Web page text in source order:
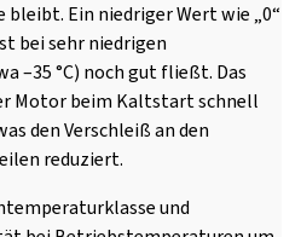
bleibt. Ein niedriger Wert wie „0“
bei sehr niedrigen
–35 °C) noch gut fließt. Das
Motor beim Kaltstart schnell
den Verschleiß an den
reduziert.
und